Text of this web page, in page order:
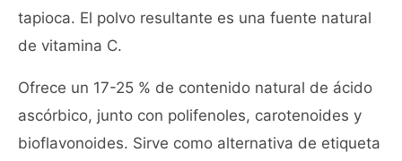
tapioca. El polvo resultante es una fuente natural
de vitamina C.
Ofrece un 17-25 % de contenido natural de ácido
ascórbico, junto con polifenoles, carotenoides y
bioflavonoides. Sirve como alternativa de etiqueta